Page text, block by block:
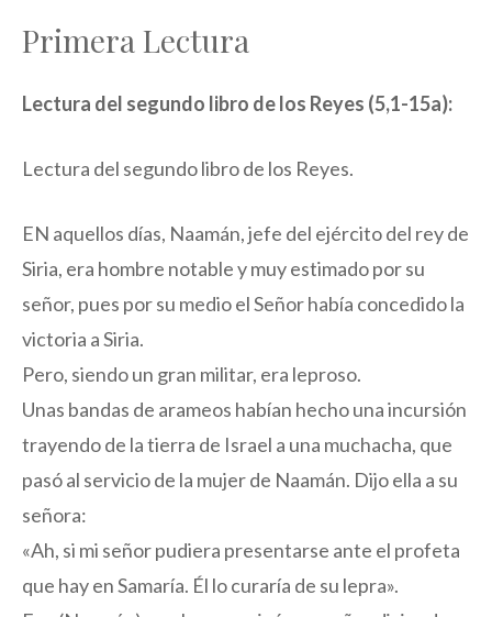
Primera Lectura
Lectura del segundo libro de los Reyes (5,1-15a):
Lectura del segundo libro de los Reyes.
EN aquellos días, Naamán, jefe del ejército del rey de
Siria, era hombre notable y muy estimado por su
señor, pues por su medio el Señor había concedido la
victoria a Siria.
Pero, siendo un gran militar, era leproso.
Unas bandas de arameos habían hecho una incursión
trayendo de la tierra de Israel a una muchacha, que
pasó al servicio de la mujer de Naamán. Dijo ella a su
señora:
«Ah, si mi señor pudiera presentarse ante el profeta
que hay en Samaría. Él lo curaría de su lepra».